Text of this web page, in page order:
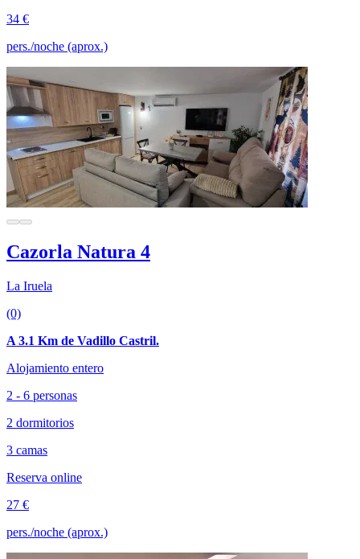
34 €
pers./noche (aprox.)
Cazorla Natura 4
La Iruela
(0)
A 3.1 Km de Vadillo Castril.
Alojamiento entero
2 - 6 personas
2 dormitorios
3 camas
Reserva online
27 €
pers./noche (aprox.)